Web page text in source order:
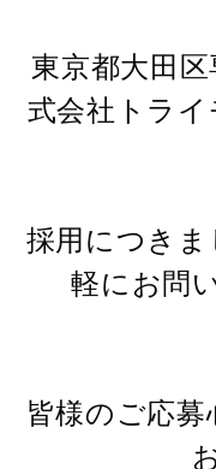
東京都大田
式会社トライ
採用につき
軽にお問
皆様のご応